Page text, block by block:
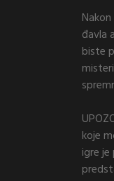
đavla
biste
koje
igre